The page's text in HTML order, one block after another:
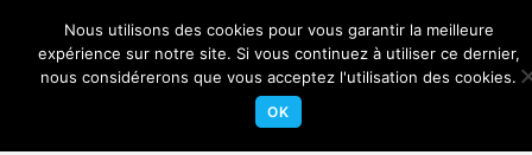
contentCentre Nautique Sèvre et Loire Menu
Nous utilisons des cookies pour vous garantir la meilleure
expérience sur notre site. Si vous continuez à utiliser ce dernier,
nous considérerons que vous acceptez l'utilisation des cookies.
OK